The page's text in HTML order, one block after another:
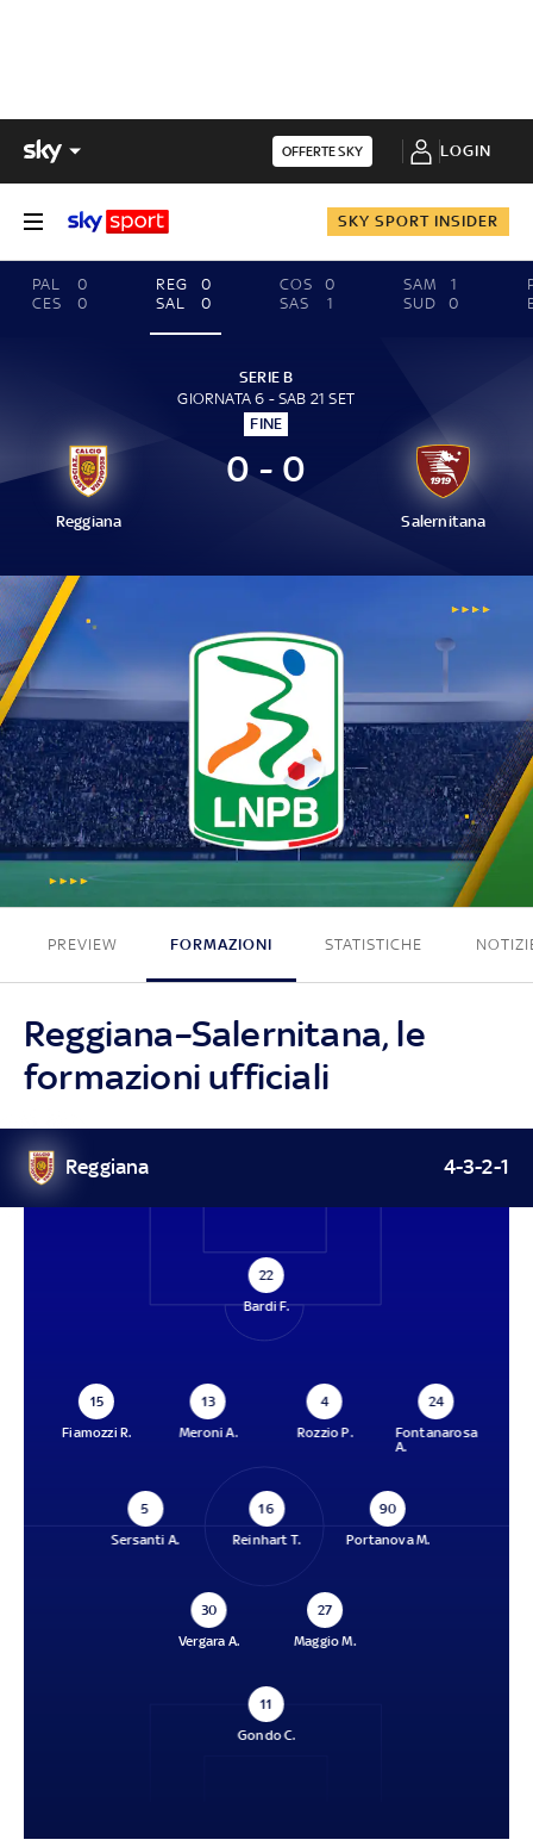
OFFERTE SKY LOGIN
SKY SPORT INSIDER
PAL
0
CES
0
REG
0
SAL
0
COS
0
SAS
1
SAM
1
SUD
0
SERIE B
GIORNATA 6 - SAB 21 SET
FINE
Reggiana
0 - 0
Salernitana
0 - 0
PREVIEW FORMAZIONI STATISTICHE
Reggiana–Salernitana, le
formazioni ufficiali
Reggiana 4-3-2-1
22
Bardi F.
15
Fiamozzi R.
13
Meroni A.
4
Rozzio P.
24
Fontanarosa
A.
5
Sersanti A.
16
Reinhart T.
90
Portanova M.
30
Vergara A.
27
Maggio M.
11
Gondo C.